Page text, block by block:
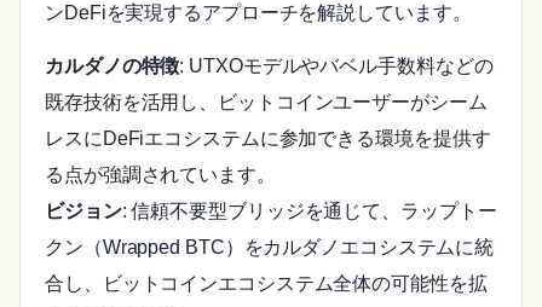
ンDeFiを実現するアプローチを解説しています。
カルダノの特徴: UTXOモデルやバベル手数料などの
既存技術を活用し、ビットコインユーザーがシーム
レスにDeFiエコシステムに参加できる環境を提供す
る点が強調されています。
ビジョン: 信頼不要型ブリッジを通じて、ラップトー
クン（Wrapped BTC）をカルダノエコシステムに統
合し、ビットコインエコシステム全体の可能性を拡